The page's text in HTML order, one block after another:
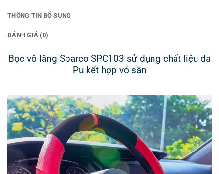
THÔNG TIN BỔ SUNG
ĐÁNH GIÁ (0)
Bọc vô lăng Sparco SPC103 sử dụng chất liệu da
Pu kết hợp vỏ sần